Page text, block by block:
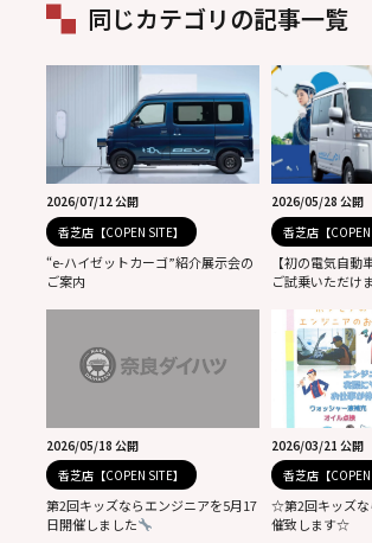
同じカテゴリの記事一覧
2026/07/12 公開
香芝店【COPEN SITE】
“e-ハイゼットカーゴ”紹介展示会の
ご案内
2026/05/28 公開
香芝店【COPEN
【初の電気自動
ご試乗いただけ
2026/05/18 公開
香芝店【COPEN SITE】
第2回キッズならエンジニアを5月17
日開催しました
2026/03/21 公開
香芝店【COPEN
☆第2回キッズな
催致します☆